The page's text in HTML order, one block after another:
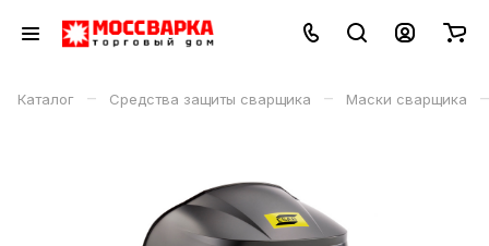
Каталог – Средства защиты сварщика – Маски сварщика –